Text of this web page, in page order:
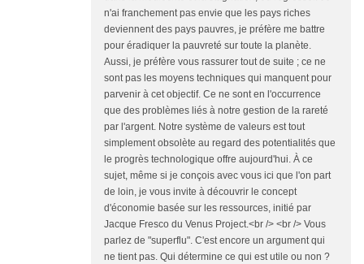
n'ai franchement pas envie que les pays riches
deviennent des pays pauvres, je préfère me battre
pour éradiquer la pauvreté sur toute la planète.
Aussi, je préfère vous rassurer tout de suite ; ce ne
sont pas les moyens techniques qui manquent pour
parvenir à cet objectif. Ce ne sont en l'occurrence
que des problèmes liés à notre gestion de la rareté
par l'argent. Notre système de valeurs est tout
simplement obsolète au regard des potentialités que
le progrès technologique offre aujourd'hui. À ce
sujet, même si je conçois avec vous ici que l'on part
de loin, je vous invite à découvrir le concept
d'économie basée sur les ressources, initié par
Jacque Fresco du Venus Project.<br /> <br /> Vous
parlez de "superflu". C'est encore un argument qui
ne tient pas. Qui détermine ce qui est utile ou non ?